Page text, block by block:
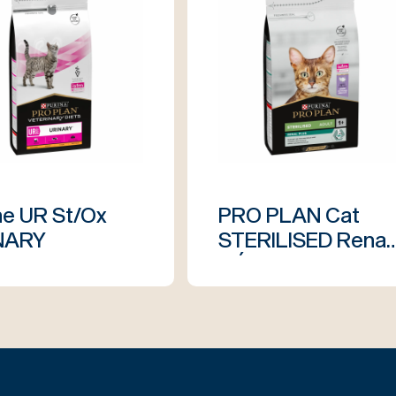
UR St/Ox
PRO PLAN Cat
STERILISED Renal
- Ćuretina